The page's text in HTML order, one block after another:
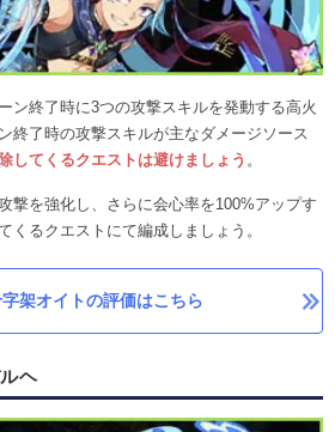
ン終了時に3つの攻撃スキルを発動する高火
終了時の攻撃スキルが主なダメージソース
してくるクエストは避けましょう 。
撃を強化し、さらに会心率を100%アップす
くるクエストにて編成しましょう。
架オイトの評価はこちら
ヘ